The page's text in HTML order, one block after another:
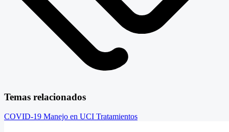
Temas relacionados
COVID-19 Manejo en UCI Tratamientos